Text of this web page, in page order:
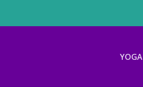
YOGA